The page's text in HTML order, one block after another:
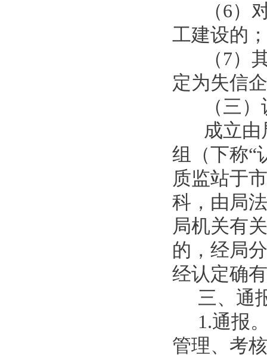
（6）
工建设的；
（7）
定为失信
（三
成立
组（下称“
质监站于
科，由局
局机关有
的，经局
经认定确
三、通
1.通报
管理、考